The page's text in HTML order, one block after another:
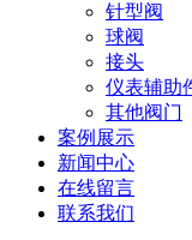
针型阀
球阀
接头
仪表辅助
其他阀门
案例展示
新闻中心
在线留言
联系我们